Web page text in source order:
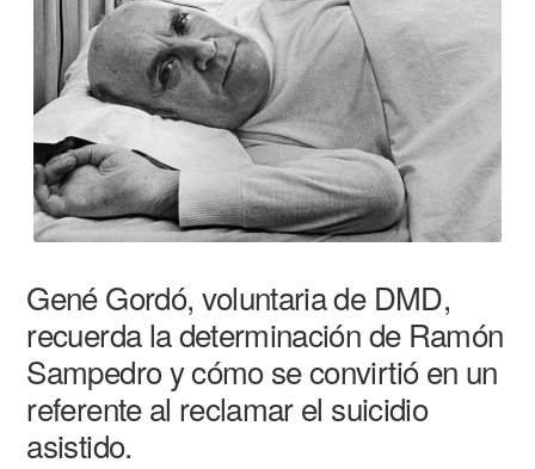
Gené Gordó, voluntaria de DMD,
recuerda la determinación de Ramón
Sampedro y cómo se convirtió en un
referente al reclamar el suicidio
asistido.